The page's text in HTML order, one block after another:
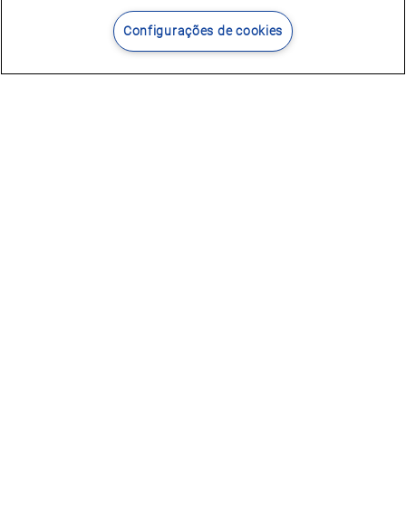
Contacte-nos Encontrar Centro
Configurações de cookies